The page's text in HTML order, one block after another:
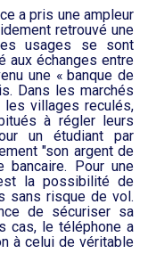
a pris une ampleur
retrouvé une
usages se sont
aux échanges entre
une « banque de
Dans les marchés
les villages reculés,
à régler leurs
un étudiant par
"son argent de
bancaire. Pour une
la possibilité de
sans risque de vol.
de sécuriser sa
cas, le téléphone a
à celui de véritable